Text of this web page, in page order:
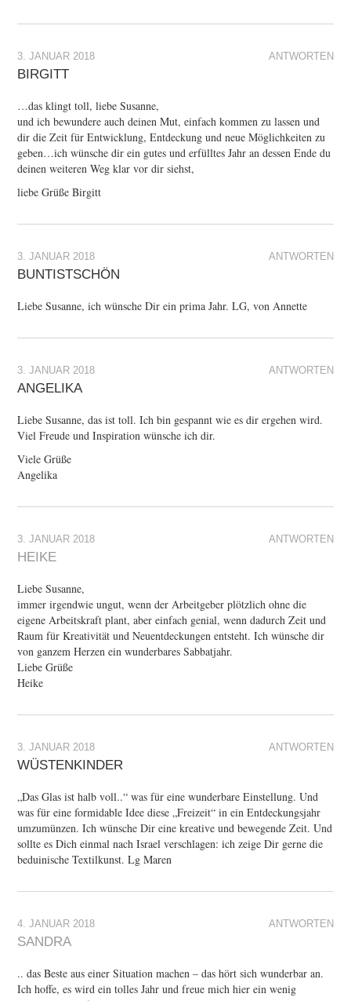
ANTWORTEN
3. JANUAR 2018
BIRGITT
…das klingt toll, liebe Susanne,
und ich bewundere auch deinen Mut, einfach kommen zu lassen und
dir die Zeit für Entwicklung, Entdeckung und neue Möglichkeiten zu
geben…ich wünsche dir ein gutes und erfülltes Jahr an dessen Ende du
deinen weiteren Weg klar vor dir siehst,
liebe Grüße Birgitt
ANTWORTEN
3. JANUAR 2018
BUNTISTSCHÖN
Liebe Susanne, ich wünsche Dir ein prima Jahr. LG, von Annette
ANTWORTEN
3. JANUAR 2018
ANGELIKA
Liebe Susanne, das ist toll. Ich bin gespannt wie es dir ergehen wird.
Viel Freude und Inspiration wünsche ich dir.
Viele Grüße
Angelika
ANTWORTEN
3. JANUAR 2018
HEIKE
Liebe Susanne,
immer irgendwie ungut, wenn der Arbeitgeber plötzlich ohne die
eigene Arbeitskraft plant, aber einfach genial, wenn dadurch Zeit und
Raum für Kreativität und Neuentdeckungen entsteht. Ich wünsche dir
von ganzem Herzen ein wunderbares Sabbatjahr.
Liebe Grüße
Heike
ANTWORTEN
3. JANUAR 2018
WÜSTENKINDER
„Das Glas ist halb voll..“ was für eine wunderbare Einstellung. Und
was für eine formidable Idee diese „Freizeit“ in ein Entdeckungsjahr
umzumünzen. Ich wünsche Dir eine kreative und bewegende Zeit. Und
sollte es Dich einmal nach Israel verschlagen: ich zeige Dir gerne die
beduinische Textilkunst. Lg Maren
ANTWORTEN
4. JANUAR 2018
SANDRA
.. das Beste aus einer Situation machen – das hört sich wunderbar an.
Ich hoffe, es wird ein tolles Jahr und freue mich hier ein wenig